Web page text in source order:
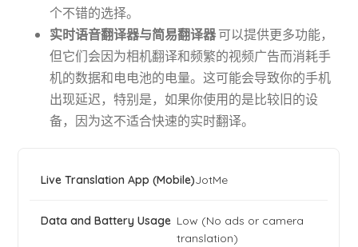
个不错的选择。
实时语音翻译器与简易翻译器可以提供更多功能，
但它们会因为相机翻译和频繁的视频广告而消耗手
机的数据和电电池的电量。这可能会导致你的手机
出现延迟，特别是，如果你使用的是比较旧的设
备，因为这不适合快速的实时翻译。
JotMe
Low (No ads or camera
translation)